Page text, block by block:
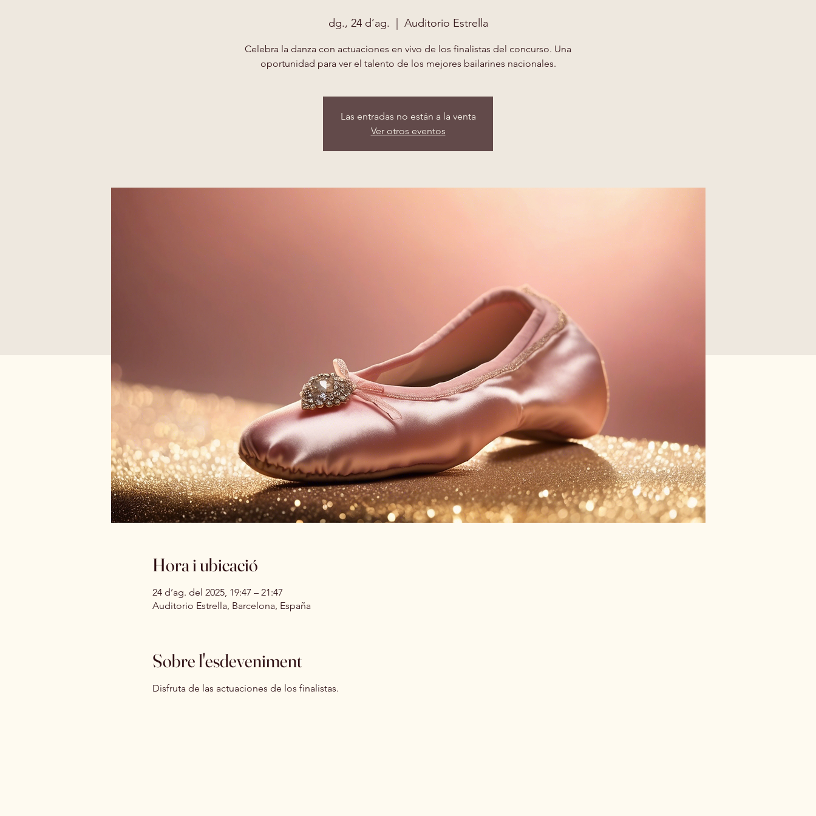
dg., 24 d’ag. Auditorio Estrella
Celebra la danza con actuaciones en vivo de los finalistas del concurso. Una
oportunidad para ver el talento de los mejores bailarines nacionales.
Las entradas no están a la venta
Ver otros eventos
Hora i ubicació
24 d’ag. del 2025, 19:47 – 21:47
Auditorio Estrella, Barcelona, España
Sobre l'esdeveniment
Disfruta de las actuaciones de los finalistas.